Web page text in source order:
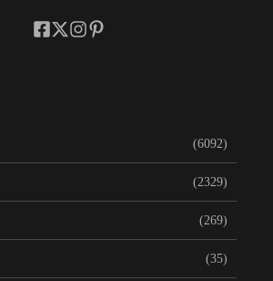
(6092)
(2329)
(269)
(35)